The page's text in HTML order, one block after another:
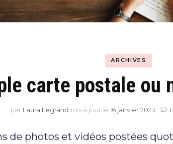
ARCHIVES
carte postale ou
par Laura Legrand mis à jour le 16 janvier 2023
de photos et vidéos postées